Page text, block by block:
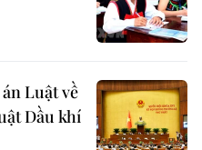
Luật về
Dầu khí